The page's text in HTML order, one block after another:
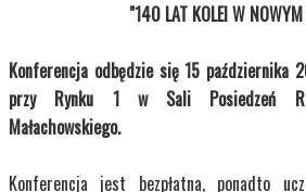
"140 LAT KOLEI W
Konferencja odbędzie się 15 października
przy Rynku 1 w Sali Posiedzeń
Małachowskiego.
Konferencja jest bezpłatna, ponadto